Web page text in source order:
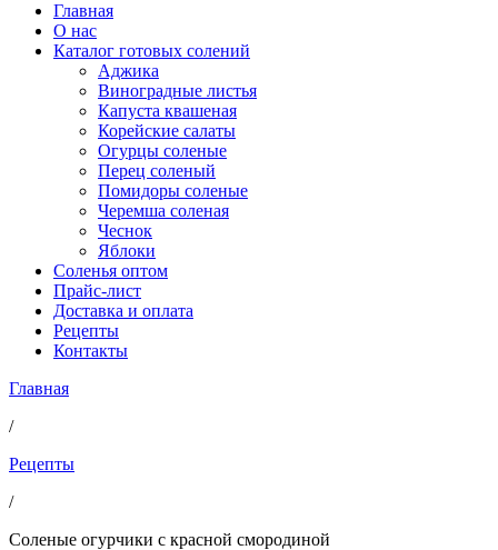
Главная
О нас
Каталог готовых солений
Аджика
Виноградные листья
Капуста квашеная
Корейские салаты
Огурцы соленые
Перец соленый
Помидоры соленые
Черемша соленая
Чеснок
Яблоки
Соленья оптом
Прайс-лист
Доставка и оплата
Рецепты
Контакты
Главная
/
Рецепты
/
Соленые огурчики с красной смородиной